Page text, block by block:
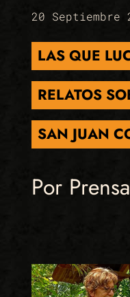
20 Septiembre
LAS QUE
RELATOS
SAN JUAN
Por